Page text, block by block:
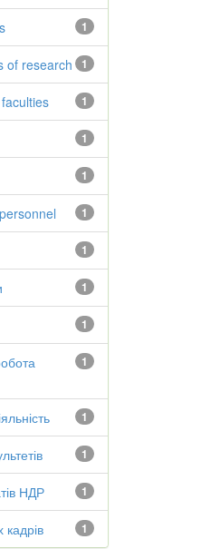
1
1
of research
1
1
1
1
1
1
1
1
1
1
1
НДР
1
кадрів